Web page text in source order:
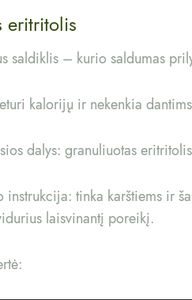
eritritolis
saldiklis – kurio saldumas
kalorijų ir nekenkia
dalys: granuliuotas eritritolis
tinka karštiems ir
laisvinantį poreikį.